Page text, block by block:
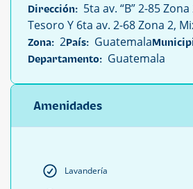
Dirección: 5ta av. “B” 2-85
Tesoro Y 6ta av. 2-68 Zona 2,
Zona: 2País: Guatemala
Departamento: Guatemala
Amenidades
Lavandería